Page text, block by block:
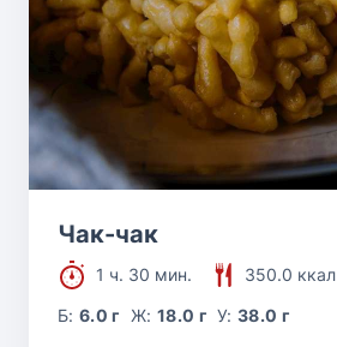
Чак-чак
1 ч. 30 мин.
350.0 ккал
Б:6.0 г Ж: 18.0 г У:38.0 г